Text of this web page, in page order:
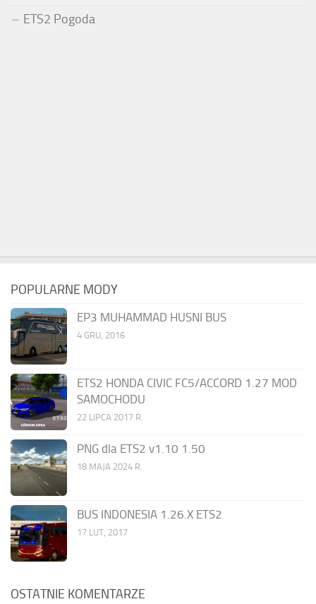
ETS2 Pogoda
POPULARNE MODY
EP3 MUHAMMAD HUSNI BUS
4 GRU, 2016
ETS2 HONDA CIVIC FC5/ACCORD 1.27 MOD
SAMOCHODU
22 LIPCA 2017 R.
PNG dla ETS2 v1.10 1.50
18 MAJA 2024 R.
BUS INDONESIA 1.26.X ETS2
17 LUT, 2017
OSTATNIE KOMENTARZE